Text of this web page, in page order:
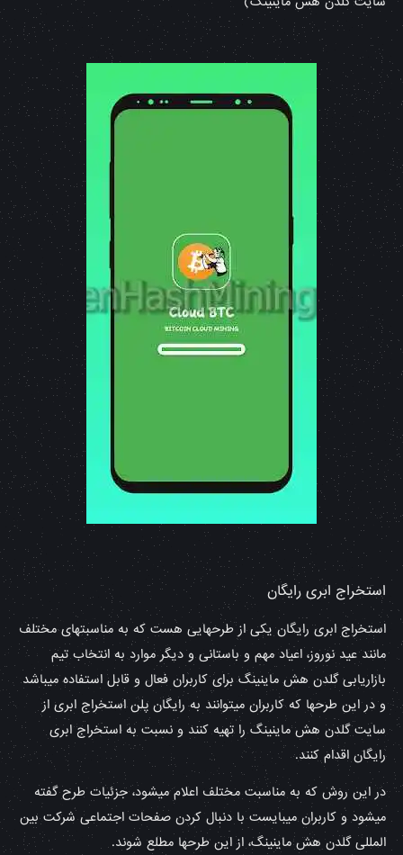
استخراج ابری رایگان
استخراج ابری رایگان یکی از طرحهایی هست که به مناسبتهای مختلف
مانند عید نوروز، اعیاد مهم و باستانی و دیگر موارد به انتخاب تیم
بازاریابی گلدن هش ماینینگ برای کاربران فعال و قابل استفاده میباشد
و در این طرحها که کاربران میتوانند به رایگان پلن استخراج ابری از
سایت گلدن هش ماینینگ را تهیه کنند و نسبت به استخراج ابری
رایگان اقدام کنند.
در این روش که به مناسبت مختلف اعلام میشود، جزئیات طرح گفته
میشود و کاربران میبایست با دنبال کردن صفحات اجتماعی شرکت بین
المللی گلدن هش ماینینگ، از این طرحها مطلع شوند.